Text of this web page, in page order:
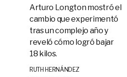
Arturo Longton mostró el
cambio que experimentó
tras un complejo año y
reveló cómo logró bajar
18 kilos.
RUTH HERNÁNDEZ